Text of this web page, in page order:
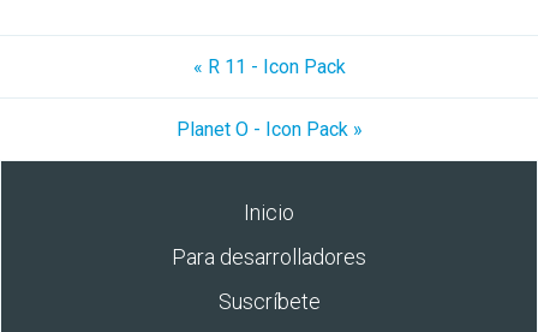
« R 11 - Icon Pack
Planet O - Icon Pack »
Inicio
Para desarrolladores
Suscríbete